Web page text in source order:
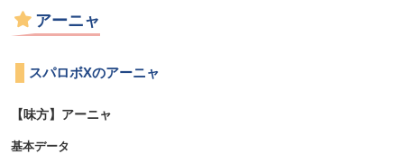
アーニャ
スパロボXのアーニャ
【味方】アーニャ
基本データ